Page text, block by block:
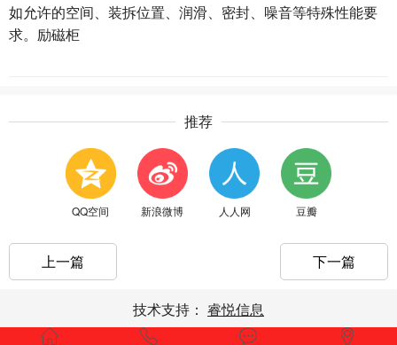
如允许的空间、装拆位置、润滑、密封、噪音等特殊性能要
求。励磁柜
推荐
QQ空间 新浪微博 人人网 豆瓣
上一篇 下一篇
技术支持： 睿悦信息